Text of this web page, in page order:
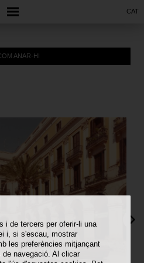
i de tercers per oferir-li una
i, si s'escau, mostrar
les preferències mitjançant
navegació. Al clicar
CAT
ANAR-HI